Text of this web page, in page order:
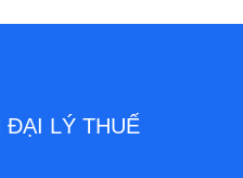
ĐẠI LÝ THUẾ